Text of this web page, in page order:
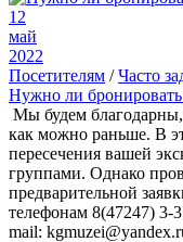
12
май
2022
Посетителям /Часто
Нужно ли бронировать
Мы будем благодарны,
как можно раньше. В
пересечения вашей
группами. Однако
предварительной
телефонам 8(47247) 3-
mail: